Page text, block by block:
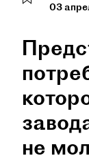
03
не